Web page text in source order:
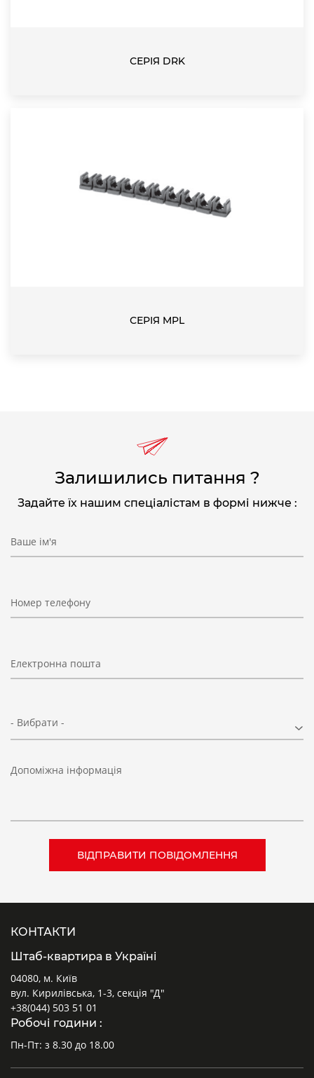
СЕРІЯ DRK
СЕРІЯ MPL
Залишились питання ?
Задайте їх нашим спеціалістам в формі нижче :
Ваше ім'я
Номер телефону
Електронна пошта
- Вибрати -
Допоміжна інформація
КОНТАКТИ
Штаб-квартира в Україні
04080, м. Київ
вул. Кирилівська, 1-3, секція "Д"
+38(044) 503 51 01
Робочі години :
Пн-Пт: з 8.30 до 18.00